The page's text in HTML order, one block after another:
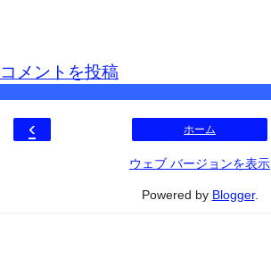
コメントを投稿
‹ ホーム
ウェブ バージョンを表示
Powered by Blogger.